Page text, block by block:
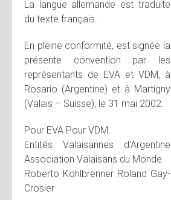
La langue allemande est traduite
du texte français.
En pleine conformité, est signée la
présente convention par les
représentants de EVA et VDM, à
Rosario (Argentine) et à Martigny
(Valais – Suisse), le 31 mai 2002.
Pour EVA Pour VDM
Entités Valaisannes d’Argentine
Association Valaisans du Monde
Roberto Kohlbrenner Roland Gay-
Crosier